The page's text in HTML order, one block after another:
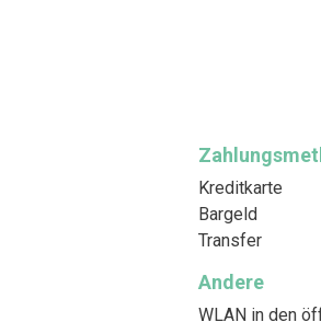
Kreditkarte
Bargeld
Transfer
Andere
WLAN in den